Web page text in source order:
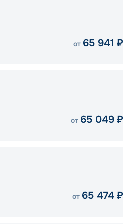
от 65 941 ₽
от 65 049 ₽
от 65 474 ₽